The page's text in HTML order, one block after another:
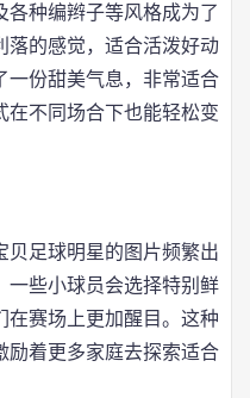
种编辫子等风格成为了
落的感觉，适合活泼好动
一份甜美气息，非常适合
在不同场合下也能轻松变
贝足球明星的图片频繁出
一些小球员会选择特别鲜
在赛场上更加醒目。这种
励着更多家庭去探索适合